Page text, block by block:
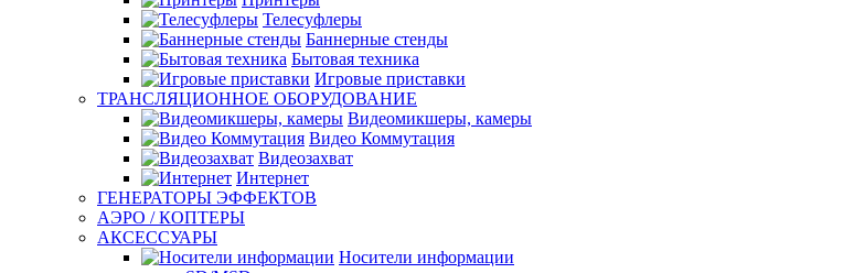
Телесуфлеры
Баннерные стенды
Бытовая техника
Игровые приставки
ТРАНСЛЯЦИОННОЕ ОБОРУДОВАНИЕ
Видеомикшеры, камеры
Видео Коммутация
Видеозахват
Интернет
ГЕНЕРАТОРЫ ЭФФЕКТОВ
АЭРО / КОПТЕРЫ
АКСЕССУАРЫ
Носители информации